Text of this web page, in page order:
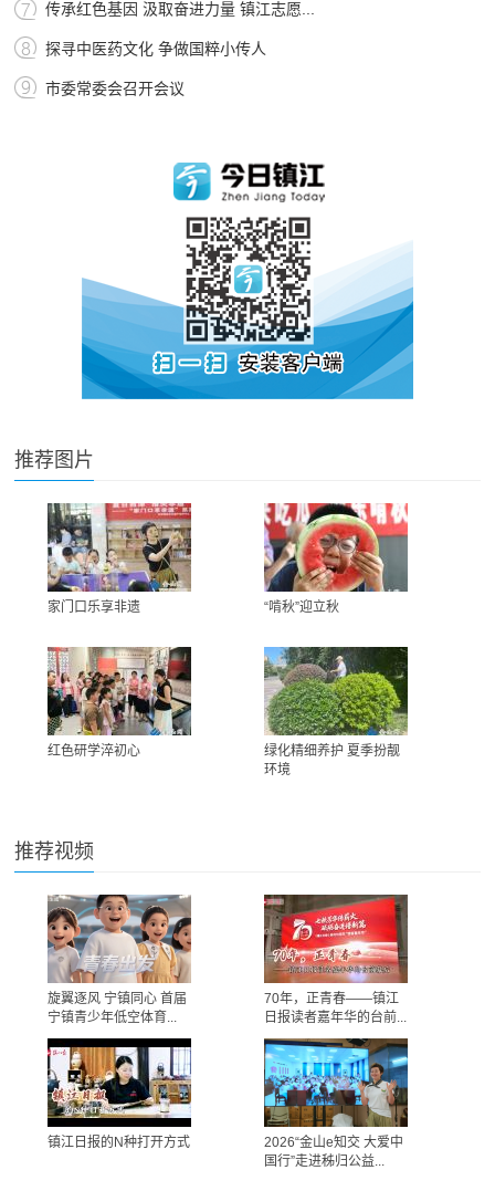
传承红色基因 汲取奋进力量 镇江志愿...
探寻中医药文化 争做国粹小传人
市委常委会召开会议
推荐图片
家门口乐享非遗 “啃秋”迎立秋
红色研学淬初心
绿化精细养护 夏季扮靓
环境
推荐视频
旋翼逐风 宁镇同心 首届
宁镇青少年低空体育...
70年，正青春——镇江
日报读者嘉年华的台前...
镇江日报的N种打开方式
2026“金山e知交 大爱中
国行”走进秭归公益...